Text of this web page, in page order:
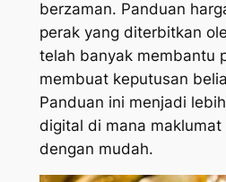
berzaman. Panduan
perak yang diterbitkan
telah banyak membantu
membuat keputusan
Panduan ini menjadi
digital di mana
dengan mudah.